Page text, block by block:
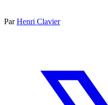
ParHenri Clavier